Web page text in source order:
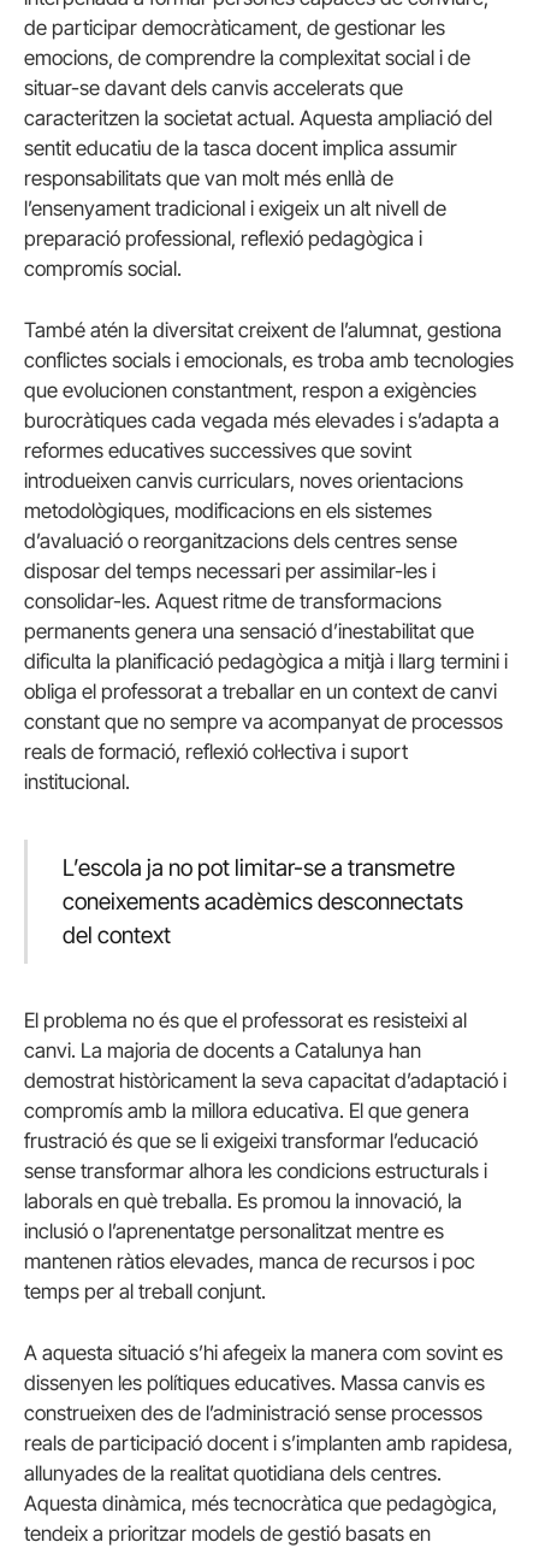
de participar democràticament, de gestionar les
emocions, de comprendre la complexitat social i de
situar-se davant dels canvis accelerats que
caracteritzen la societat actual. Aquesta ampliació del
sentit educatiu de la tasca docent implica assumir
responsabilitats que van molt més enllà de
l’ensenyament tradicional i exigeix un alt nivell de
preparació professional, reflexió pedagògica i
compromís social.
També atén la diversitat creixent de l’alumnat, gestiona
conflictes socials i emocionals, es troba amb tecnologies
que evolucionen constantment, respon a exigències
burocràtiques cada vegada més elevades i s’adapta a
reformes educatives successives que sovint
introdueixen canvis curriculars, noves orientacions
metodològiques, modificacions en els sistemes
d’avaluació o reorganitzacions dels centres sense
disposar del temps necessari per assimilar-les i
consolidar-les. Aquest ritme de transformacions
permanents genera una sensació d’inestabilitat que
dificulta la planificació pedagògica a mitjà i llarg termini i
obliga el professorat a treballar en un context de canvi
constant que no sempre va acompanyat de processos
reals de formació, reflexió col·lectiva i suport
institucional.
L’escola ja no pot limitar-se a transmetre
coneixements acadèmics desconnectats
del context
El problema no és que el professorat es resisteixi al
canvi. La majoria de docents a Catalunya han
demostrat històricament la seva capacitat d’adaptació i
compromís amb la millora educativa. El que genera
frustració és que se li exigeixi transformar l’educació
sense transformar alhora les condicions estructurals i
laborals en què treballa. Es promou la innovació, la
inclusió o l’aprenentatge personalitzat mentre es
mantenen ràtios elevades, manca de recursos i poc
temps per al treball conjunt.
A aquesta situació s’hi afegeix la manera com sovint es
dissenyen les polítiques educatives. Massa canvis es
construeixen des de l’administració sense processos
reals de participació docent i s’implanten amb rapidesa,
allunyades de la realitat quotidiana dels centres.
Aquesta dinàmica, més tecnocràtica que pedagògica,
tendeix a prioritzar models de gestió basats en